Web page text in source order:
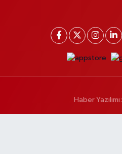
Haber Yazılımı: